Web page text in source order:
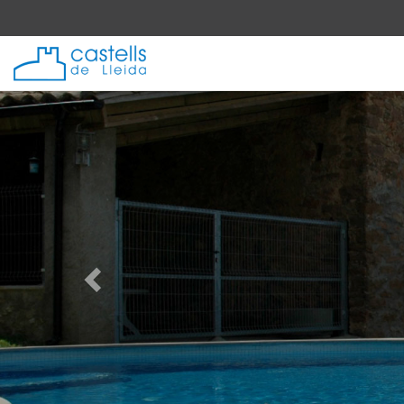
Anterior